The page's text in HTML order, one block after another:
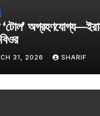
31, 2026 SHARIF